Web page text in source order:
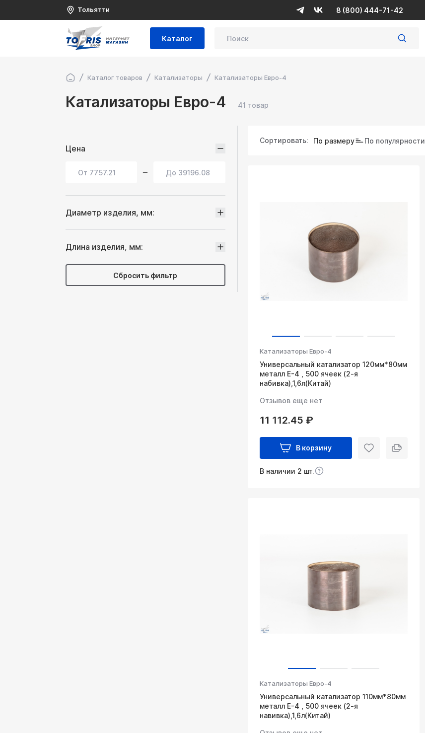
Тольятти 8 (800) 444-71-42
Каталог
Каталог товаров Катализаторы Катализаторы Евро-4
Катализаторы Евро-4 41 товар
Цена
Диаметр изделия, мм:
Длина изделия, мм:
Сбросить фильтр
Сортировать: По размеру По популярности
Катализаторы Евро-4
Универсальный катализатор 120мм*80мм
металл Е-4 , 500 ячеек (2-я
набивка),1,6л(Китай)
Отзывов еще нет
11 112.45 ₽
В корзину
В наличии 2 шт.
Катализаторы Евро-4
Универсальный катализатор 110мм*80мм
металл Е-4 , 500 ячеек (2-я
навивка),1,6л(Китай)